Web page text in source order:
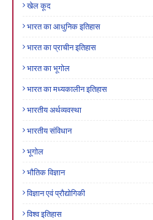
खेल कूद
भारत का आधुनिक इतिहास
भारत का प्राचीन इतिहास
भारत का भूगोल
भारत का मध्यकालीन इतिहास
भारतीय अर्थव्यवस्था
भारतीय संविधान
भूगोल
भौतिक विज्ञान
विज्ञान एवं प्रौद्योगिकी
विश्व इतिहास